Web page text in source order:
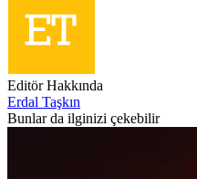
Editör Hakkında
Erdal Taşkın
Bunlar da ilginizi çekebilir